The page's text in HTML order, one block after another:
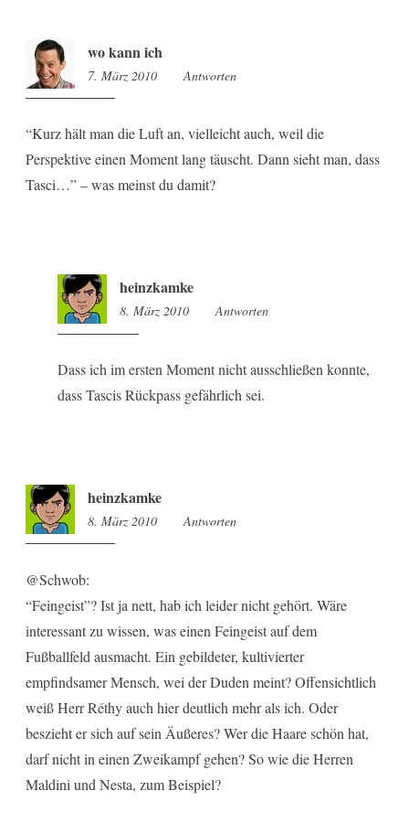
wo kann ich
7. März 2010 17:37
Antworten
“Kurz hält man die Luft an, vielleicht auch, weil die
Perspektive einen Moment lang täuscht. Dann sieht man, dass
Tasci…” – was meinst du damit?
heinzkamke
8. März 2010 12:21
Antworten
Dass ich im ersten Moment nicht ausschließen konnte,
dass Tascis Rückpass gefährlich sei.
heinzkamke
8. März 2010 12:09
Antworten
@Schwob:
“Feingeist”? Ist ja nett, hab ich leider nicht gehört. Wäre
interessant zu wissen, was einen Feingeist auf dem
Fußballfeld ausmacht. Ein gebildeter, kultivierter
empfindsamer Mensch, wei der Duden meint? Offensichtlich
weiß Herr Réthy auch hier deutlich mehr als ich. Oder
beszieht er sich auf sein Äußeres? Wer die Haare schön hat,
darf nicht in einen Zweikampf gehen? So wie die Herren
Maldini und Nesta, zum Beispiel?